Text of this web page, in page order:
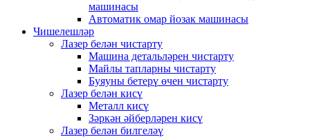
машинасы
Автоматик омар йозак машинасы
Чишелешләр
Лазер белән чистарту
Машина детальләрен чистарту
Майлы тапларны чистарту
Буяуны бетерү өчен чистарту
Лазер белән кисү
Металл кисү
Зәркән әйберләрен кисү
Лазер белән билгеләү